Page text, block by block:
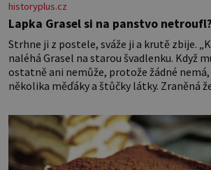
historyplus.cz
Lapka Grasel si na panstvo netroufl?
Strhne ji z postele, sváže ji a krutě zbije.
naléhá Grasel na starou švadlenku. Když
ostatně ani nemůže, protože žádné
několika měďáky a štůčky látky. Zraněná
dlouho po jeho smrti